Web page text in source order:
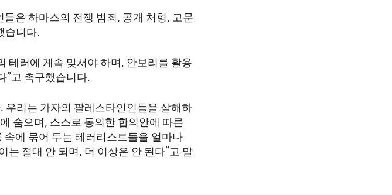
은 하마스의 전쟁 범죄, 공개 처형, 고문
습니다.
테러에 계속 맞서야 하며, 안보리를 활용
”고 촉구했습니다.
우리는 가자의 팔레스타인인들을 살해하
숨으며, 스스로 동의한 합의안에 따른
에 묶어 두는 테러리스트들을 얼마나
는 절대 안 되며, 더 이상은 안 된다”고 말